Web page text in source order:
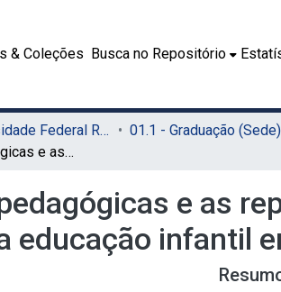
& Coleções Busca no Repositório
01. Universidade Federal Rural de Pernambuco - UFRPE (Sede) 01.1 - Graduação (Sede)
Práticas pedagógicas e as representações de gênero em sala de aula: um estudo na educação infantil em escola pública
e as
educação infantil